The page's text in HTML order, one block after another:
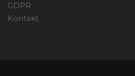
GDPR
Kontakt